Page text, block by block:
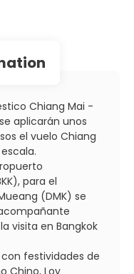
Chiang Mai -
aplicarán unos
el vuelo Chiang
para el
(DMK) se
visita en Bangkok
con festividades de
Chino, Loy